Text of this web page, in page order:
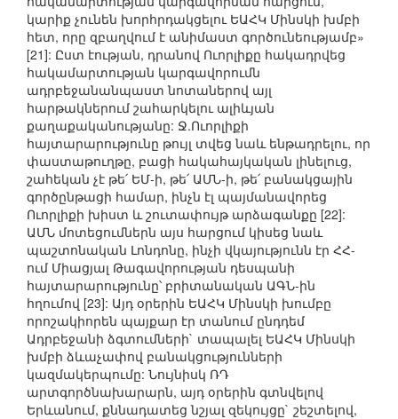
կարիք չունեն խորհրդակցելու ԵԱՀԿ Մինսկի խմբի
հետ, որը զբաղվում է անիմաստ գործունեությամբ»
[21]: Ըստ էության, դրանով Ուորլիքը հակադրվեց
հակամարտության կարգավորումն
ադրբեջանանպաստ նոտաներով այլ
հարթակներում շահարկելու ալիևյան
քաղաքականությանը: Ջ.Ուորլիքի
հայտարարությունը թույլ տվեց նաև ենթադրելու, որ
փաստաթուղթը, բացի հակահայկական լինելուց,
շահեկան չէ թե՛ ԵՄ-ի, թե՛ ԱՄՆ-ի, թե՛ բանակցային
գործընթացի համար, ինչն էլ պայմանավորեց
Ուորլիքի խիստ և շուտափույթ արձագանքը [22]:
ԱՄՆ մոտեցումներն այս հարցում կիսեց նաև
պաշտոնական Լոնդոնը, ինչի վկայությունն էր ՀՀ-
ում Միացյալ Թագավորության դեսպանի
հայտարարությունը՝ բրիտանական ԱԳՆ-ին
հղումով [23]: Այդ օրերին ԵԱՀԿ Մինսկի խումբը
որոշակիորեն պայքար էր տանում ընդդեմ
Ադրբեջանի ձգտումների` տապալել ԵԱՀԿ Մինսկի
խմբի ձևաչափով բանակցությունների
կազմակերպումը: Նույնիսկ ՌԴ
արտգործնախարարն, այդ օրերին գտնվելով
Երևանում, քննադատեց նշյալ զեկույցը` շեշտելով,